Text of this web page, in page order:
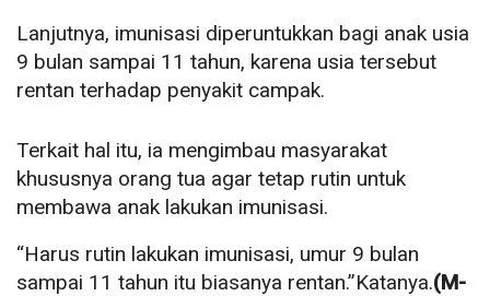
Lanjutnya, imunisasi diperuntukkan bagi anak usia
9 bulan sampai 11 tahun, karena usia tersebut
rentan terhadap penyakit campak.
Terkait hal itu, ia mengimbau masyarakat
khususnya orang tua agar tetap rutin untuk
membawa anak lakukan imunisasi.
“Harus rutin lakukan imunisasi, umur 9 bulan
sampai 11 tahun itu biasanya rentan.”Katanya.(M-